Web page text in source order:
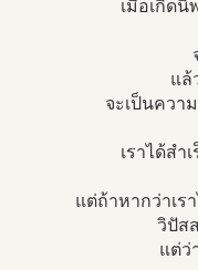
เมื่อเกิด
แล้
จะเป็นควา
เราได้สำ
แต่ถ้าหากว่าเร
วิปัส
แต่ว่